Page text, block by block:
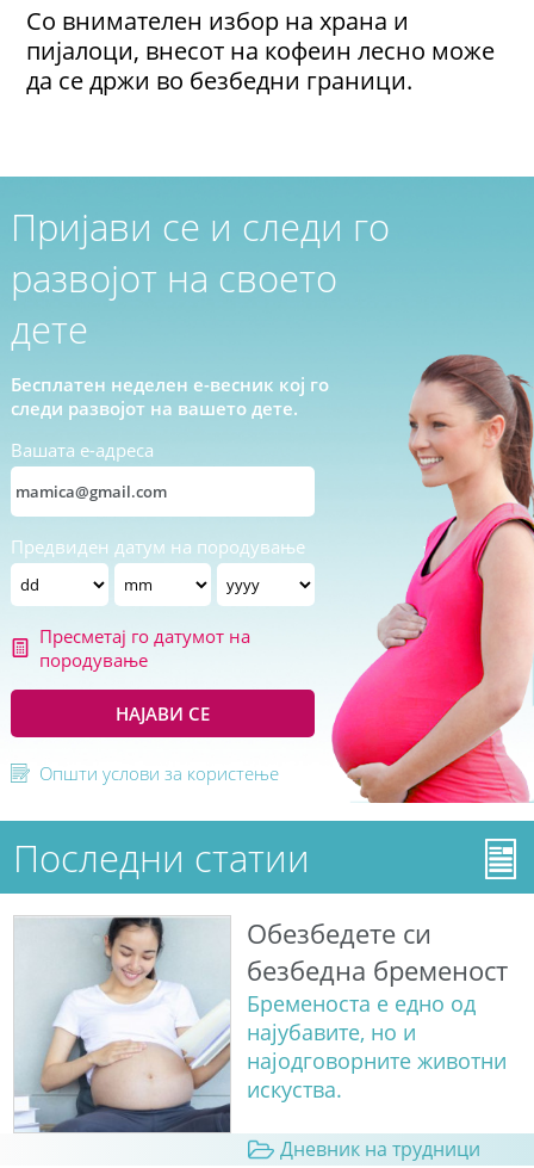
Со внимателен избор на храна и
пијалоци, внесот на кофеин лесно може
да се држи во безбедни граници.
Пријави се и следи го
развојот на своето
дете
Бесплатен неделен е-весник кој го
следи развојот на вашето дете.
Вашата е-адреса
Предвиден датум на породување
Пресметај го датумот на
породување
НАЈАВИ СЕ
Општи услови за користење
Последни статии
Обезбедете си
безбедна бременост
Бременоста е едно од
најубавите, но и
најодговорните животни
искуства.
Дневник на трудници